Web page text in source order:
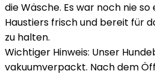
die Wäsche. Es war noch nie
Haustiers frisch und bereit für
zu halten.
Wichtiger Hinweis: Unser
vakuumverpackt. Nach dem